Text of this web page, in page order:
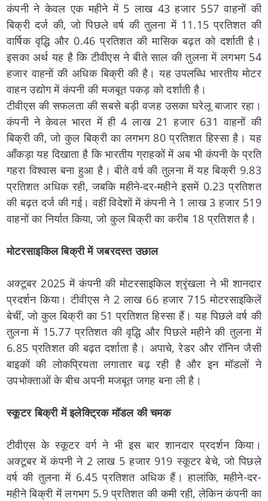
कंपनी ने केवल एक महीने में 5 लाख 43 हजार 557 वाहनों की
बिक्री दर्ज की, जो पिछले वर्ष की तुलना में 11.15 प्रतिशत की
वार्षिक वृद्धि और 0.46 प्रतिशत की मासिक बढ़त को दर्शाती है।
इसका अर्थ यह है कि टीवीएस ने बीते साल की तुलना में लगभग 54
हजार वाहनों की अधिक बिक्री की है। यह उपलब्धि भारतीय मोटर
वाहन उद्योग में कंपनी की मजबूत पकड़ को दर्शाती है।
टीवीएस की सफलता की सबसे बड़ी वजह उसका घरेलू बाजार रहा।
कंपनी ने केवल भारत में ही 4 लाख 21 हजार 631 वाहनों की
बिक्री की, जो कुल बिक्री का लगभग 80 प्रतिशत हिस्सा है। यह
आँकड़ा यह दिखाता है कि भारतीय ग्राहकों में अब भी कंपनी के प्रति
गहरा विश्वास बना हुआ है। बीते वर्ष की तुलना में यह बिक्री 9.83
प्रतिशत अधिक रही, जबकि महीने-दर-महीने इसमें 0.23 प्रतिशत
की बढ़त दर्ज की गई। वहीं विदेशों में कंपनी ने 1 लाख 3 हजार 519
वाहनों का निर्यात किया, जो कुल बिक्री का करीब 18 प्रतिशत है।
मोटरसाइकिल बिक्री में जबरदस्त उछाल
अक्टूबर 2025 में कंपनी की मोटरसाइकिल श्रृंखला ने भी शानदार
प्रदर्शन किया। टीवीएस ने 2 लाख 66 हजार 715 मोटरसाइकिलें
बेचीं, जो कुल बिक्री का 51 प्रतिशत हिस्सा हैं। यह पिछले वर्ष की
तुलना में 15.77 प्रतिशत की वृद्धि और पिछले महीने की तुलना में
6.85 प्रतिशत की बढ़त दर्शाता है। अपाचे, रेडर और रॉनिन जैसी
बाइकों की लोकप्रियता लगातार बढ़ रही है और इन मॉडलों ने
उपभोक्ताओं के बीच अपनी मजबूत जगह बना ली है।
स्कूटर बिक्री में इलेक्ट्रिक मॉडल की चमक
टीवीएस के स्कूटर वर्ग ने भी इस बार शानदार प्रदर्शन किया।
अक्टूबर में कंपनी ने 2 लाख 5 हजार 919 स्कूटर बेचे, जो पिछले
वर्ष की तुलना में 6.45 प्रतिशत अधिक हैं। हालांकि, महीने-दर-
महीने बिक्री में लगभग 5.9 प्रतिशत की कमी रही, लेकिन कंपनी का